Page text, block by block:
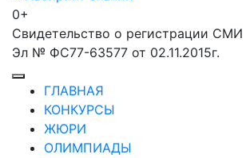
Лабиринт знаний
0+
Свидетельство о регистрации СМИ
Эл № ФС77-63577 от 02.11.2015г.
ГЛАВНАЯ
КОНКУРСЫ
ЖЮРИ
ОЛИМПИАДЫ